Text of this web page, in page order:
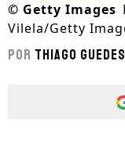
© Getty Images
Vilela/Getty
Por Thiago Guedes